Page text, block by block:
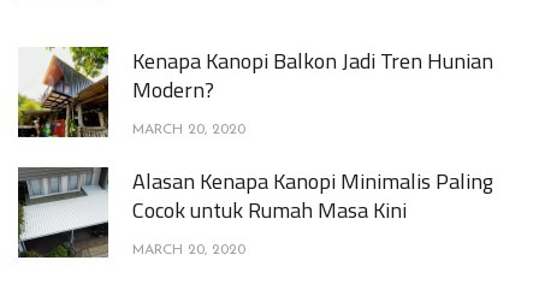
Kenapa Kanopi Balkon Jadi Tren Hunian
Modern?
MARCH 20, 2020
Alasan Kenapa Kanopi Minimalis Paling
Cocok untuk Rumah Masa Kini
MARCH 20, 2020